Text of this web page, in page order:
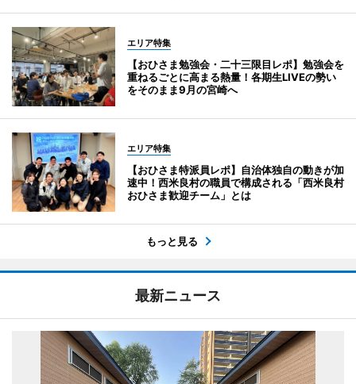
エリア特集
【おひさま勉強会・二十三限目レポ】勉強会を
重ねるごとに高まる熱量！各期生LIVEの勢い
をそのまま9月の宮崎へ
エリア特集
【おひさま特派員レポ】自治体独自の動きが加
速中！西米良村の職員で構成される「西米良村
おひさま歓迎チーム」とは
もっと見る
最新ニュース